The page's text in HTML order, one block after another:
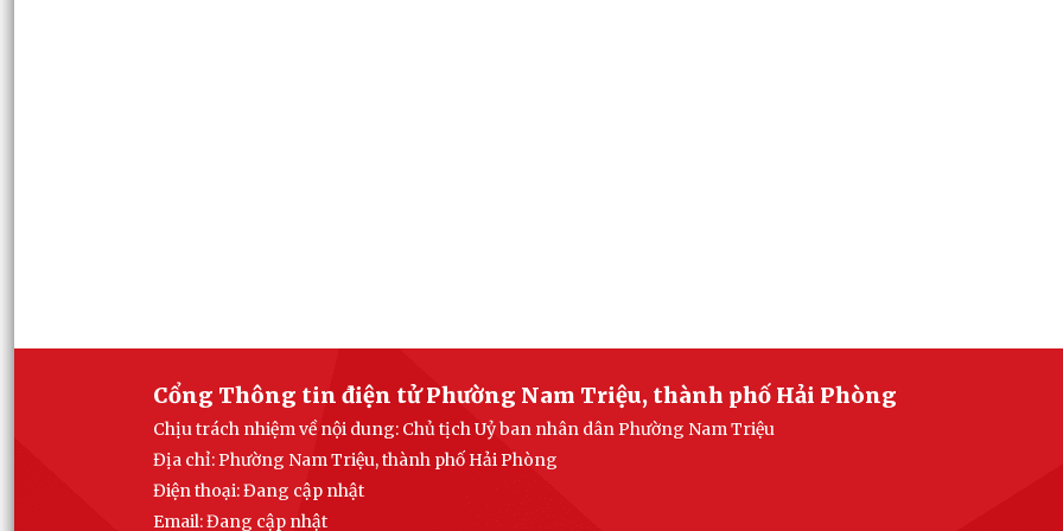
Cổng Thông tin điện tử Phường Nam Triệu, thành phố Hải Phòng
Chịu trách nhiệm về nội dung: Chủ tịch Uỷ ban nhân dân Phường Nam Triệu
Địa chỉ: Phường Nam Triệu, thành phố Hải Phòng
Điện thoại: Đang cập nhật
Email:Đang cập nhật